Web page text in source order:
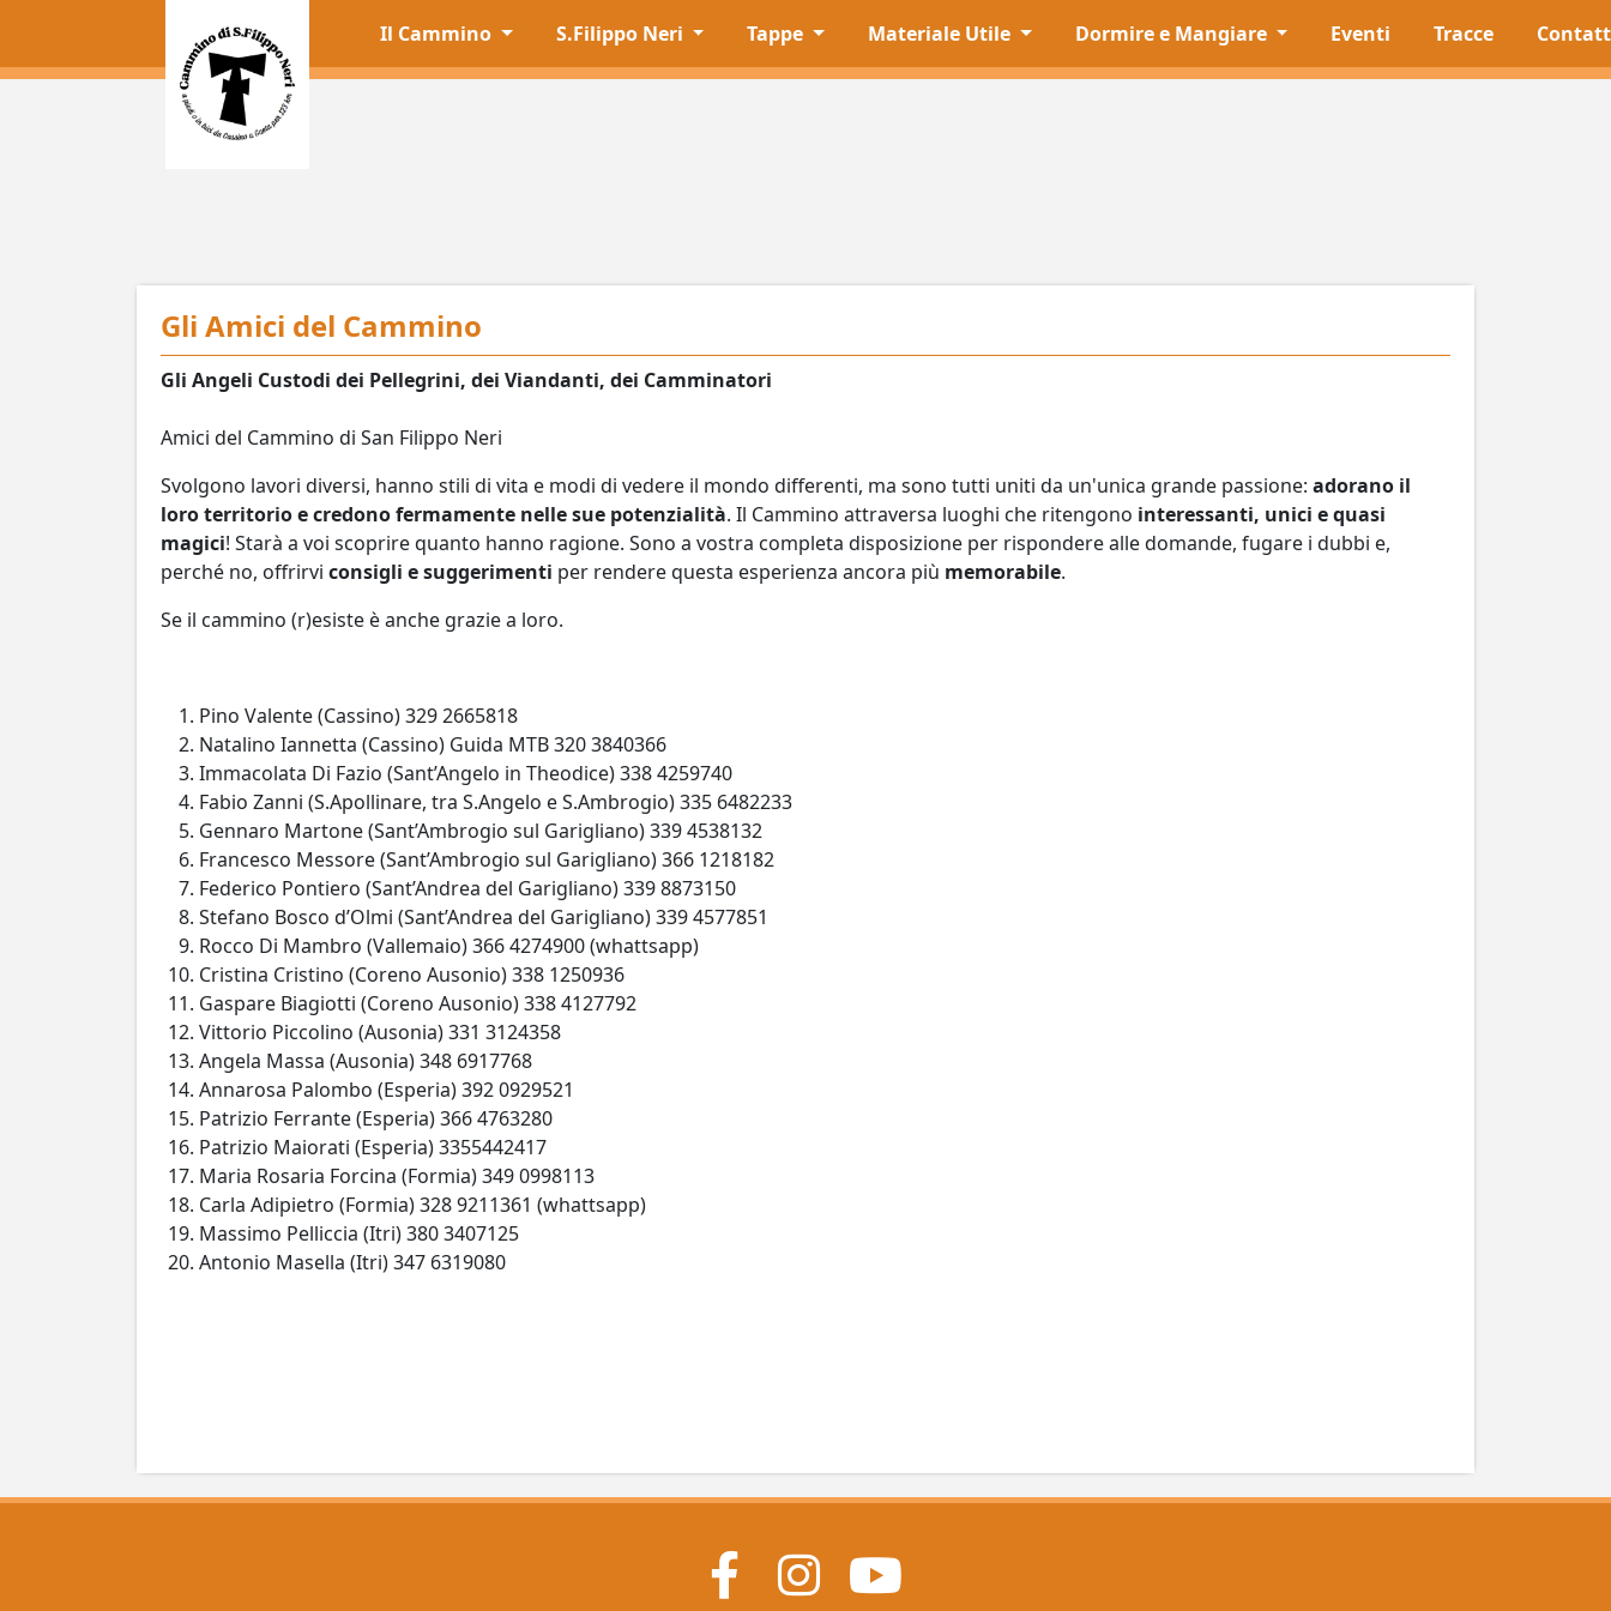
Il Cammino S.Filippo Neri Tappe Materiale Utile Dormire e Mangiare Eventi Tracce
Gli Amici del Cammino
Gli Angeli Custodi dei Pellegrini, dei Viandanti, dei Camminatori
Amici del Cammino di San Filippo Neri
Svolgono lavori diversi, hanno stili di vita e modi di vedere il mondo differenti, ma sono tutti uniti da un'unica grande passione: adorano il
loro territorio e credono fermamente nelle sue potenzialità. Il Cammino attraversa luoghi che ritengono interessanti, unici e quasi
magici! Starà a voi scoprire quanto hanno ragione. Sono a vostra completa disposizione per rispondere alle domande, fugare i dubbi e,
perché no, offrirvi consigli e suggerimenti per rendere questa esperienza ancora più memorabile.
Se il cammino (r)esiste è anche grazie a loro.
Pino Valente (Cassino) 329 2665818
Natalino Iannetta (Cassino) Guida MTB 320 3840366
Immacolata Di Fazio (Sant’Angelo in Theodice) 338 4259740
Fabio Zanni (S.Apollinare, tra S.Angelo e S.Ambrogio) 335 6482233
Gennaro Martone (Sant’Ambrogio sul Garigliano) 339 4538132
Francesco Messore (Sant’Ambrogio sul Garigliano) 366 1218182
Federico Pontiero (Sant’Andrea del Garigliano) 339 8873150
Stefano Bosco d’Olmi (Sant’Andrea del Garigliano) 339 4577851
Rocco Di Mambro (Vallemaio) 366 4274900 (whattsapp)
Cristina Cristino (Coreno Ausonio) 338 1250936
Gaspare Biagiotti (Coreno Ausonio) 338 4127792
Vittorio Piccolino (Ausonia) 331 3124358
Angela Massa (Ausonia) 348 6917768
Annarosa Palombo (Esperia) 392 0929521
Patrizio Ferrante (Esperia) 366 4763280
Patrizio Maiorati (Esperia) 3355442417
Maria Rosaria Forcina (Formia) 349 0998113
Carla Adipietro (Formia) 328 9211361 (whattsapp)
Massimo Pelliccia (Itri) 380 3407125
Antonio Masella (Itri) 347 6319080